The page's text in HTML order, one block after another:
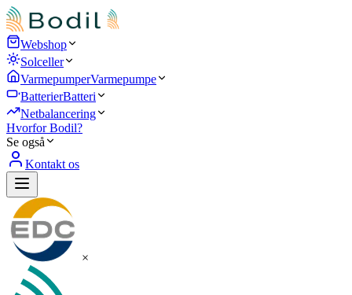
Webshop
Solceller
VarmepumperVarmepumpe
BatterierBatteri
Netbalancering
Hvorfor Bodil?
Se også
Kontakt os
×